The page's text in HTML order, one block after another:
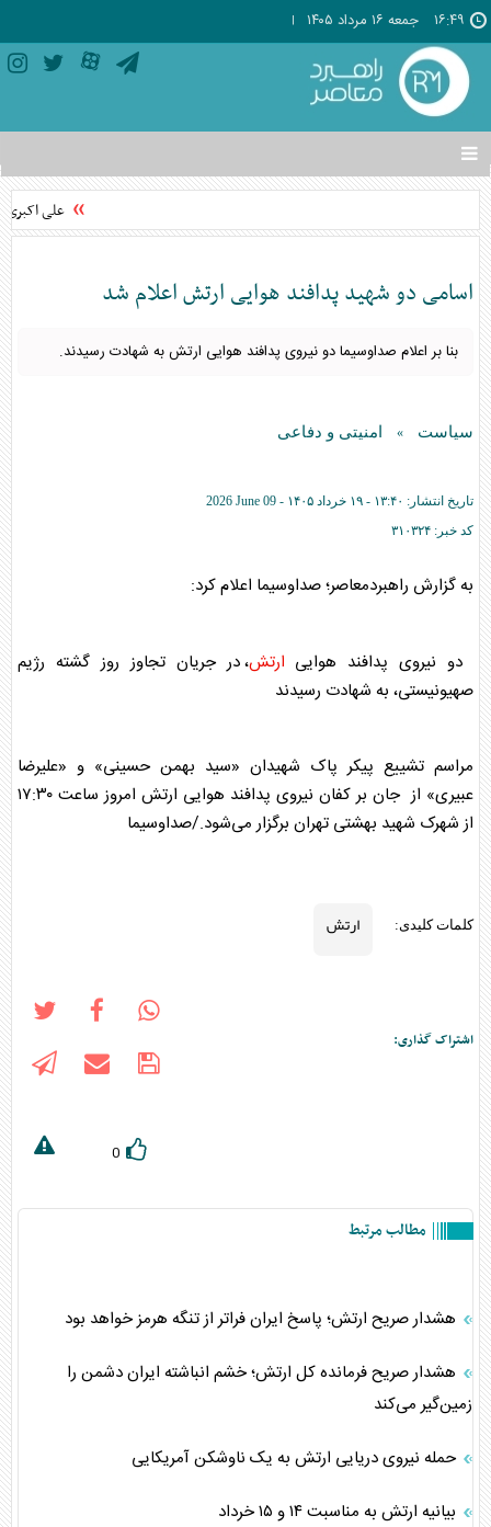
۱۶:۴۹ جمعه ۱۶ مرداد ۱۴۰۵
تغییر
وضعیت
منوی
ها
علی
اسامی دو شهید پدافند هوایی ارتش اعلام شد
بنا بر اعلام صداوسیما دو نیروی پدافند هوایی ارتش به شهادت رسیدند.
سیاست » امنیتی و دفاعی
تاریخ انتشار: ۱۳:۴۰ - ۱۹ خرداد ۱۴۰۵ -
2026 June 09
کد خبر: ۳۱۰۳۲۴
به گزارش راهبردمعاصر؛ صداوسیما اعلام کرد:
دو نیروی پدافند هوایی ارتش، در جریان تجاوز روز گشته رژیم
صهیونیستی، به شهادت رسیدند
مراسم تشییع پیکر پاک شهیدان «سید بهمن حسینی» و «علیرضا
عبیری» از جان بر کفان نیروی پدافند هوایی ارتش
امروز ساعت ۱۷:۳۰
از شهرک شهید بهشتی تهران برگزار می‌شود./صداوسیما
کلمات کلیدی: ارتش
اشتراک گذاری:
0
مطالب مرتبط
هشدار صریح ارتش؛ پاسخ ایران فراتر از تنگه هرمز خواهد بود
هشدار صریح فرمانده کل ارتش؛ خشم انباشته ایران دشمن را
زمین‌گیر می‌کند
حمله نیروی دریایی ارتش به یک ناوشکن آمریکایی
بیانیه ارتش به مناسبت ۱۴ و ۱۵ خرداد